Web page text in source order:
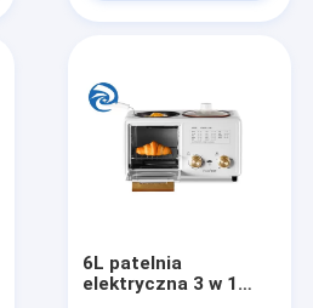
6L patelnia
elektryczna 3 w 1